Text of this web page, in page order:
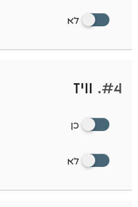
לא
#4. וויז
כן
לא